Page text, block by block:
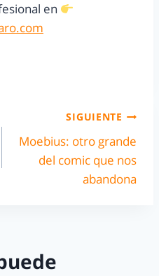
en
SIGUIENTE
Moebius: otro grande
del comic que nos
abandona